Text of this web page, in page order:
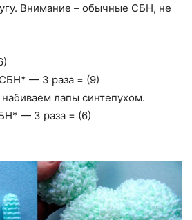
Внимание – обычные СБН, не
СБН* — 3 раза = (9)
лапы синтепухом.
— 3 раза = (6)